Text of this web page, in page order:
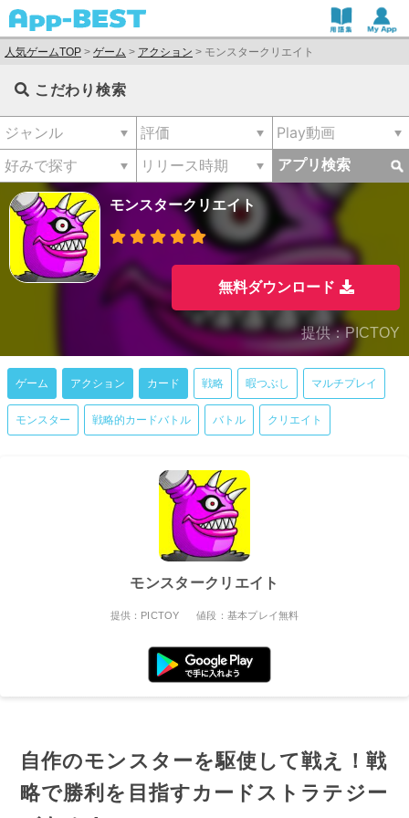
人気ゲームTOP > ゲーム > アクション > モンスタークリエイト
こだわり検索
アプリ検索
モンスタークリエイト
無料ダウンロード
提供：PICTOY
ゲーム アクション カード 戦略 暇つぶし マルチプレイ
モンスター 戦略的カードバトル バトル クリエイト
モンスタークリエイト
提供：PICTOY 値段：基本プレイ無料
自作のモンスターを駆使して戦え！戦
略で勝利を目指すカードストラテジー